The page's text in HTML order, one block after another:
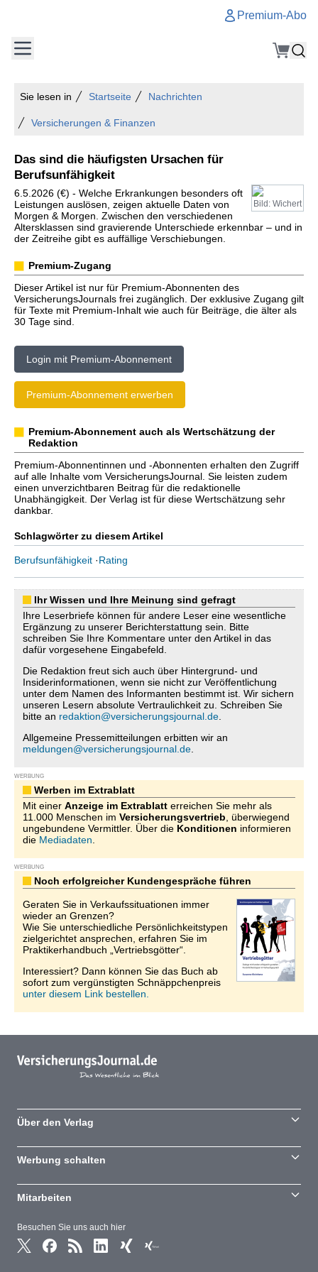
Premium-Abo
Sie lesen in Startseite Nachrichten
Versicherungen & Finanzen
Das sind die häufigsten Ursachen für
Berufsunfähigkeit
Bild: Wichert
6.5.2026 (€) - Welche Erkrankungen besonders oft
Leistungen auslösen, zeigen aktuelle Daten von
Morgen & Morgen. Zwischen den verschiedenen
Altersklassen sind gravierende Unterschiede erkennbar – und in
der Zeitreihe gibt es auffällige Verschiebungen.
Premium-Zugang
Dieser Artikel ist nur für Premium-Abonnenten des
VersicherungsJournals frei zugänglich. Der exklusive Zugang gilt
für Texte mit Premium-Inhalt wie auch für Beiträge, die älter als
30 Tage sind.
Login mit Premium-Abonnement
Premium-Abonnement erwerben
Premium-Abonnement auch als Wertschätzung der
Redaktion
Premium-Abonnentinnen und -Abonnenten erhalten den Zugriff
auf alle Inhalte vom VersicherungsJournal. Sie leisten zudem
einen unverzichtbaren Beitrag für die redaktionelle
Unabhängigkeit. Der Verlag ist für diese Wertschätzung sehr
dankbar.
Schlagwörter zu diesem Artikel
Berufsunfähigkeit ·Rating
Ihr Wissen und Ihre Meinung sind gefragt
Ihre Leserbriefe können für andere Leser eine wesentliche
Ergänzung zu unserer Berichterstattung sein. Bitte
schreiben Sie Ihre Kommentare unter den Artikel in das
dafür vorgesehene Eingabefeld.
Die Redaktion freut sich auch über Hintergrund- und
Insiderinformationen, wenn sie nicht zur Veröffentlichung
unter dem Namen des Informanten bestimmt ist. Wir sichern
unseren Lesern absolute Vertraulichkeit zu. Schreiben Sie
bitte an redaktion@versicherungsjournal.de
Allgemeine Pressemitteilungen erbitten wir an
meldungen@versicherungsjournal.de
WERBUNG
Werben im Extrablatt
Mit einer Anzeige im Extrablatt erreichen Sie mehr als
11.000 Menschen im Versicherungsvertrieb , überwiegend
ungebundene Vermittler. Über die Konditionen informieren
die Mediadaten
WERBUNG
Noch erfolgreicher Kundengespräche führen
Geraten Sie in Verkaufssituationen immer
wieder an Grenzen?
Wie Sie unterschiedliche Persönlichkeitstypen
zielgerichtet ansprechen, erfahren Sie im
Praktikerhandbuch „Vertriebsgötter“.
Interessiert? Dann können Sie das Buch ab
sofort zum vergünstigten Schnäppchenpreis
unter diesem Link bestellen.
Besuchen Sie uns auch hier
Über den Verlag
Werbung schalten
Mitarbeiten